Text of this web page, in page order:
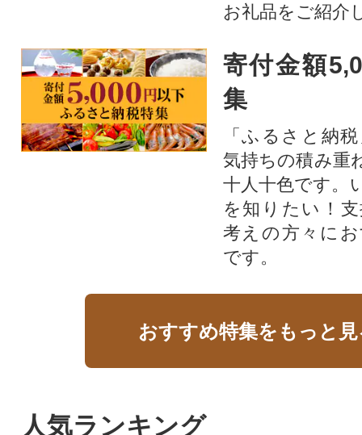
お礼品をご紹介
寄付金額
集
「ふるさと納
気持ちの積み重
十人十色です。
を知りたい！
考えの方々に
です。
おすすめ特集をもっと
人気ランキング